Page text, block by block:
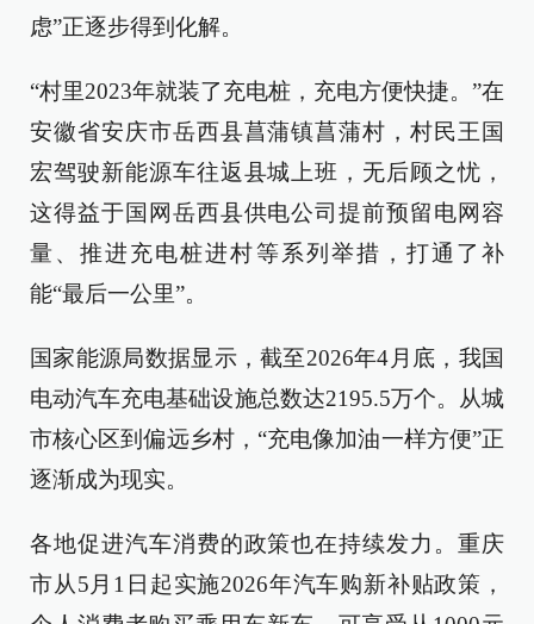
虑”正逐步得到化解。
“村里2023年就装了充电桩，充电方便快捷。”在
安徽省安庆市岳西县菖蒲镇菖蒲村，村民王国
宏驾驶新能源车往返县城上班，无后顾之忧，
这得益于国网岳西县供电公司提前预留电网容
量、推进充电桩进村等系列举措，打通了补
能“最后一公里”。
国家能源局数据显示，截至2026年4月底，我国
电动汽车充电基础设施总数达2195.5万个。从城
市核心区到偏远乡村，“充电像加油一样方便”正
逐渐成为现实。
各地促进汽车消费的政策也在持续发力。重庆
市从5月1日起实施2026年汽车购新补贴政策，